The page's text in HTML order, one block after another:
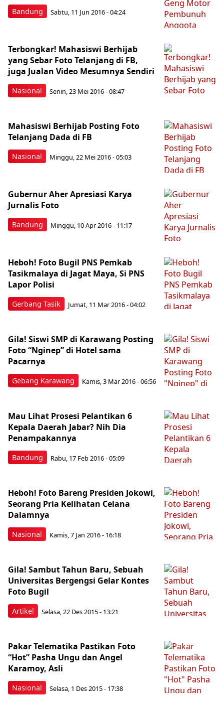
Bandung Sabtu, 11 Jun 2016 - 04:24
Nasional
Terbongkar! Mahasiswi Berhijab
yang Sebar Foto Telanjang di FB,
juga Jualan Video Mesumnya Sendiri
Senin, 23 Mei 2016 - 08:47
Nasional
Mahasiswi Berhijab Posting Foto
Telanjang Dada di FB
Minggu, 22 Mei 2016 - 05:03
Bandung
Gubernur Aher Apresiasi Karya
Jurnalis Foto
Minggu, 10 Apr 2016 - 11:17
Gerbang Tasik
Heboh! Foto Bugil PNS Pemkab
Tasikmalaya di Jagat Maya, Si PNS
Lapor Polisi
Jumat, 11 Mar 2016 - 04:02
Gebang Karawang
Gila! Siswi SMP di Karawang Posting
Foto “Nginep” di Hotel sama
Pacarnya
Kamis, 3 Mar 2016 - 06:56
Bandung
Mau Lihat Prosesi Pelantikan 6
Kepala Daerah Jabar? Nih Dia
Penampakannya
Rabu, 17 Feb 2016 - 05:09
Nasional
Heboh! Foto Bareng Presiden Jokowi,
Seorang Pria Kelihatan Celana
Dalamnya
Kamis, 7 Jan 2016 - 16:18
Artikel
Gila! Sambut Tahun Baru, Sebuah
Universitas Bergengsi Gelar Kontes
Foto Bugil
Selasa, 22 Des 2015 - 13:21
Nasional
Pakar Telematika Pastikan Foto
“Hot” Pasha Ungu dan Angel
Karamoy, Asli
Selasa, 1 Des 2015 - 17:38